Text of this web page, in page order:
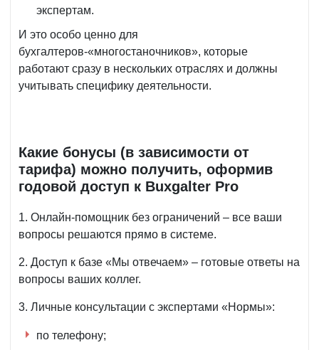
экспертам.
И это особо ценно для
бухгалтеров-«многостаночников», которые
работают сразу в нескольких отраслях и должны
учитывать специфику деятельности.
Какие бонусы (в зависимости от
тарифа) можно получить, оформив
годовой доступ к Buxgalter Pro
1. Онлайн-помощник без ограничений – все ваши
вопросы решаются прямо в системе.
2. Доступ к базе «Мы отвечаем» – готовые ответы на
вопросы ваших коллег.
3. Личные консультации с экспертами «Нормы»:
по телефону;